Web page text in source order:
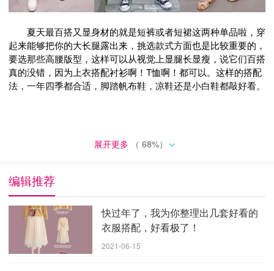
夏天最百搭又显身材的就是短裤或者短裙这两种单品啦，穿
起来能够把你的大长腿露出来，挑选款式方面也是比较重要的，
要选那些高腰版型，这样可以从视觉上显腿长显瘦，说它们百搭
真的没错，因为上衣搭配衬衫啊！T恤啊！都可以。这样的搭配
法，一年四季都合适，脚踏帆布鞋，凉鞋还是小白鞋都敲好看。
展开更多 （ 68%）
编辑推荐
快过年了，我为你整理出几套好看的
衣服搭配，好看极了！
2021-06-15